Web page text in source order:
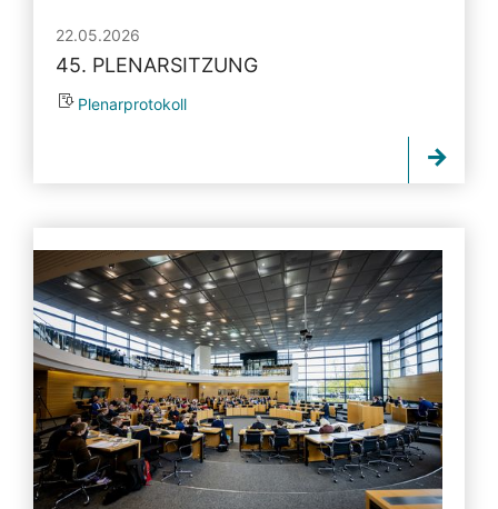
22.05.2026
45. PLENARSITZUNG
Plenarprotokoll